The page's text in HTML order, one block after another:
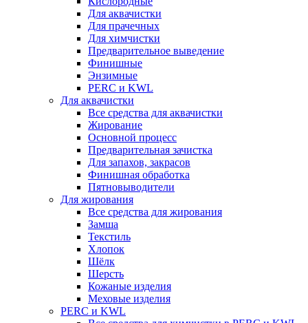
Для аквачистки
Для прачечных
Для химчистки
Предварительное выведение
Финишные
Энзимные
PERC и KWL
Для аквачистки
Все средства для аквачистки
Жирование
Основной процесс
Предварительная зачистка
Для запахов, закрасов
Финишная обработка
Пятновыводители
Для жирования
Все средства для жирования
Замша
Текстиль
Хлопок
Шёлк
Шерсть
Кожаные изделия
Меховые изделия
PERC и KWL